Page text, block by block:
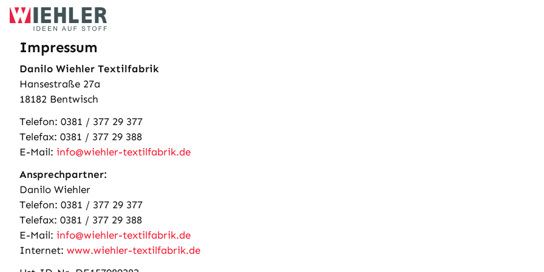
Skip
Impressum
Danilo Wiehler Textilfabrik
Hansestraße 27a
18182 Bentwisch
Telefon: 0381 / 377 29 377
Telefax: 0381 / 377 29 388
E-Mail: info@wiehler-textilfabrik.de
Ansprechpartner:
Danilo Wiehler
Telefon: 0381 / 377 29 377
Telefax: 0381 / 377 29 388
E-Mail: info@wiehler-textilfabrik.de
Internet: www.wiehler-textilfabrik.de